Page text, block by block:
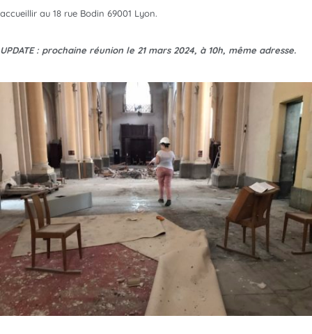
accueillir au 18 rue Bodin 69001 Lyon.
UPDATE : prochaine réunion le 21 mars 2024, à 10h, même adresse.